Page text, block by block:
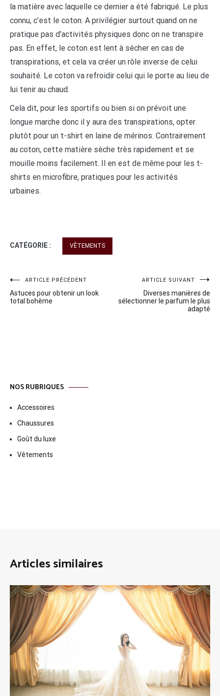
la matière avec laquelle ce dernier a été fabriqué. Le plus
connu, c’est le coton. A privilégier surtout quand on ne
pratique pas d’activités physiques donc on ne transpire
pas. En effet, le coton est lent à sécher en cas de
transpirations, et cela va créer un rôle inverse de celui
souhaité. Le coton va refroidir celui qui le porte au lieu de
lui tenir au chaud.
Cela dit, pour les sportifs ou bien si on prévoit une
longue marche donc il y aura des transpirations, opter
plutôt pour un t-shirt en laine de mérinos. Contrairement
au coton, cette matière sèche très rapidement et se
mouille moins facilement. Il en est de même pour les t-
shirts en microfibre, pratiques pour les activités
urbaines.
CATÉGORIE : VÊTEMENTS
Navigation
de
ARTICLE PRÉCÉDENT
Astuces pour obtenir un look
total bohème
ARTICLE SUIVANT
Diverses manières de
sélectionner le parfum le plus
adapté
NOS RUBRIQUES
Accessoires
Chaussures
Goût du luxe
Vêtements
Articles similaires